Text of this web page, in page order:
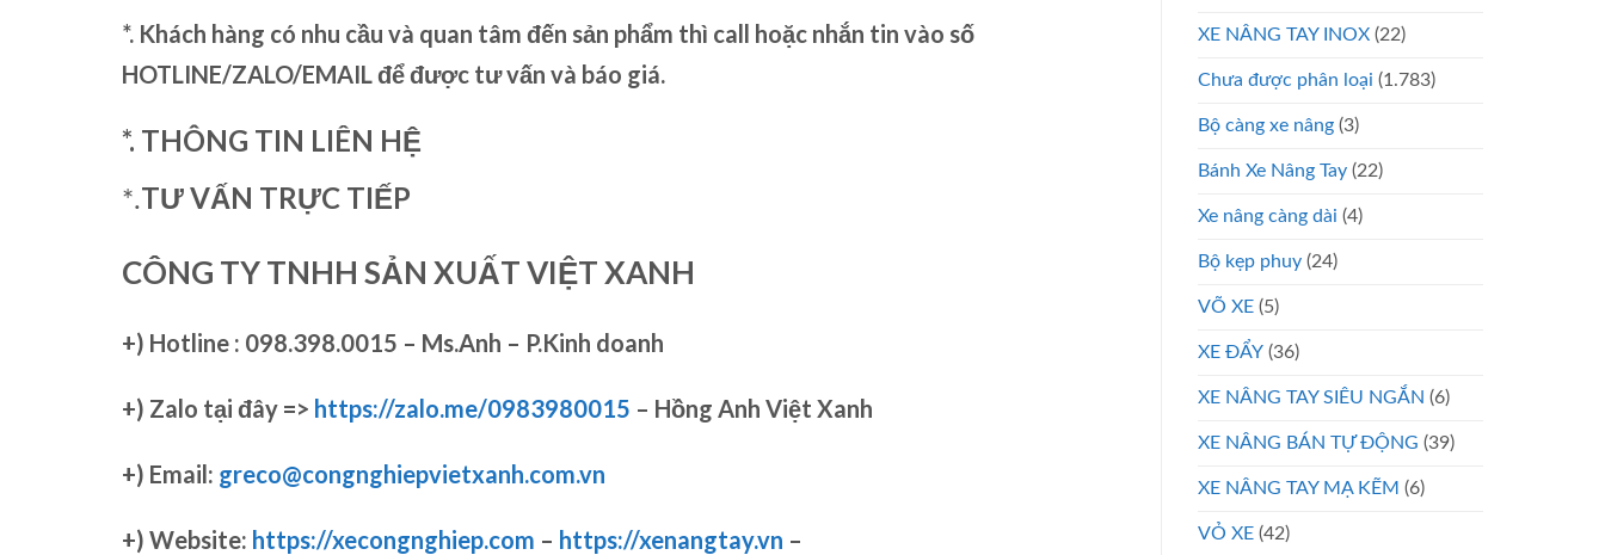
*. Khách hàng có nhu cầu và quan tâm đến sản phẩm thì call hoặc nhắn tin vào số
HOTLINE/ZALO/EMAIL để được tư vấn và báo giá.
*. THÔNG TIN LIÊN HỆ
*.TƯ VẤN TRỰC TIẾP
CÔNG TY TNHH SẢN XUẤT VIỆT XANH
+) Hotline : 098.398.0015 – Ms.Anh – P.Kinh doanh
+) Zalo tại đây => https://zalo.me/0983980015 – Hồng Anh Việt Xanh
+) Email: greco@congnghiepvietxanh.com.vn
+) Website: https://xecongnghiep.com – https://xenangtay.vn –
XE NÂNG TAY INOX (22)
Chưa được phân loại (1.783)
Bộ càng xe nâng (3)
Bánh Xe Nâng Tay (22)
Xe nâng càng dài (4)
Bộ kẹp phuy (24)
VÕ XE (5)
XE ĐẨY (36)
XE NÂNG TAY SIÊU NGẮN (6)
XE NÂNG BÁN TỰ ĐỘNG (39)
XE NÂNG TAY MẠ KẼM (6)
VỎ XE (42)